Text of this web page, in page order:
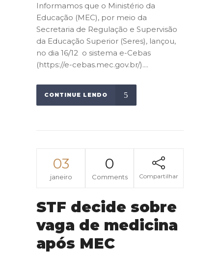
Informamos que o Ministério da
Educação (MEC), por meio da
Secretaria de Regulação e Supervisão
da Educação Superior (Seres), lançou,
no dia 16/12 o sistema e-Cebas
(https://e-cebas.mec.gov.br/)....
CONTINUE LENDO
03
janeiro
0
Comments Compartilhar
STF decide sobre
vaga de medicina
após MEC